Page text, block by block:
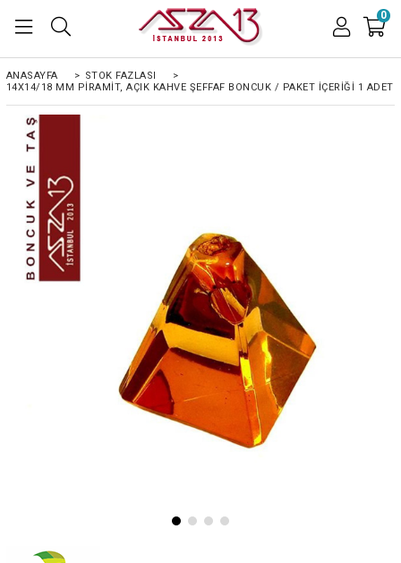
0
ANASAYFA > STOK FAZLASI
>
14X14/18 MM PIRAMIT, AÇIK KAHVE ŞEFFAF BONCUK / PAKET İÇERIĞI 1 ADET